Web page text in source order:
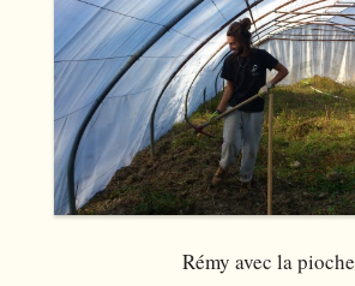
Rémy avec la pioche